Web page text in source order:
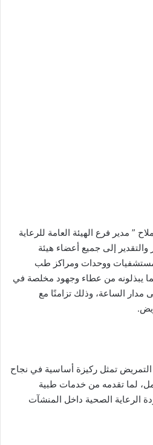
” مدير فرع الهيئة العامة للرعاية
إلى جميع أعضاء هيئة
ووحدات ومراكز طب
لما يبذلونه من عطاء وجهود مخلصة في
الساعة، وذلك تزامنًا مع
التمريض تمثل ركيزة أساسية في نجاح
لما تقدمه من خدمات طبية
الرعاية الصحية داخل المنشآت